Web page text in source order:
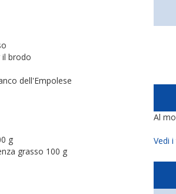
il brodo
dell'Empolese
g
grasso 100 g
Al
Vedi